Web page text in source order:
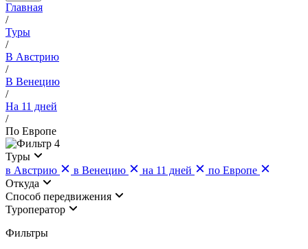
Главная
/
Туры
/
В Австрию
/
В Венецию
/
На 11 дней
/
По Европе
4
Туры
в Австрию
в Венецию на 11 дней
по Европе
Откуда
Cпособ передвижения
Туроператор
Фильтры